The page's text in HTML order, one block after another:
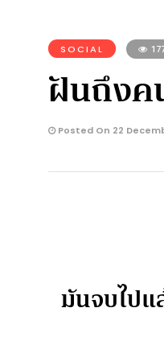
SOCIAL
ฝันถึงค
Posted On 22
มันจบไปแ